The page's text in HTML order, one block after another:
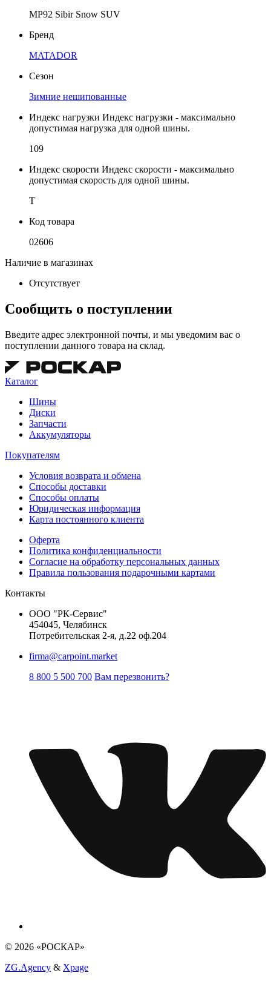
MP92 Sibir Snow SUV
Бренд
MATADOR
Сезон
Зимние нешипованные
Индекс нагрузки Индекс нагрузки - максимально
допустимая нагрузка для одной шины.
109
Индекс скорости Индекс скорости - максимально
допустимая скорость для одной шины.
T
Код товара
02606
Наличие в магазинах
Отсутствует
Сообщить о поступлении
Введите адрес электронной почты, и мы уведомим вас о
поступлении данного товара на склад.
Каталог
Шины
Диски
Запчасти
Аккумуляторы
Покупателям
Условия возврата и обмена
Способы доставки
Способы оплаты
Юридическая информация
Карта постоянного клиента
Оферта
Политика конфиденциальности
Согласие на обработку персональных данных
Правила пользования подарочными картами
Контакты
ООО "РК-Сервис"
454045, Челябинск
Потребительская 2-я, д.22 оф.204
firma@carpoint.market
8 800 5 500 700 Вам перезвонить?
© 2026 «РОСКАР»
ZG.Agency & Xpage